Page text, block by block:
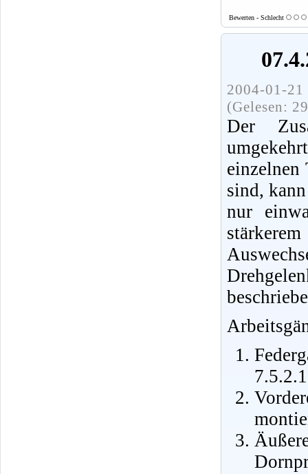
Bewerten - Schlecht
2004-01-
(Gelesen:
Der
sind,
nur